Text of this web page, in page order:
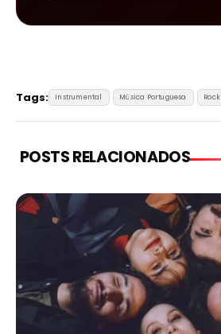
Tags: Instrumental Música Portuguesa Rock
POSTS RELACIONADOS